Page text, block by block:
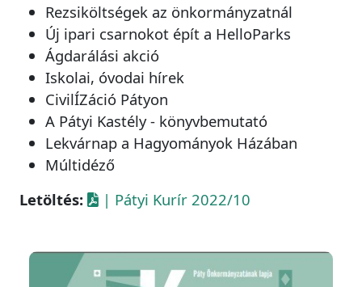
Rezsiköltségek az önkormányzatnál
Új ipari csarnokot épít a HelloParks
Ágdarálási akció
Iskolai, óvodai hírek
CivilÍZáció Pátyon
A Pátyi Kastély - könyvbemutató
Lekvárnap a Hagyományok Házában
Múltidéző
Letöltés:
| Pátyi Kurír 2022/10